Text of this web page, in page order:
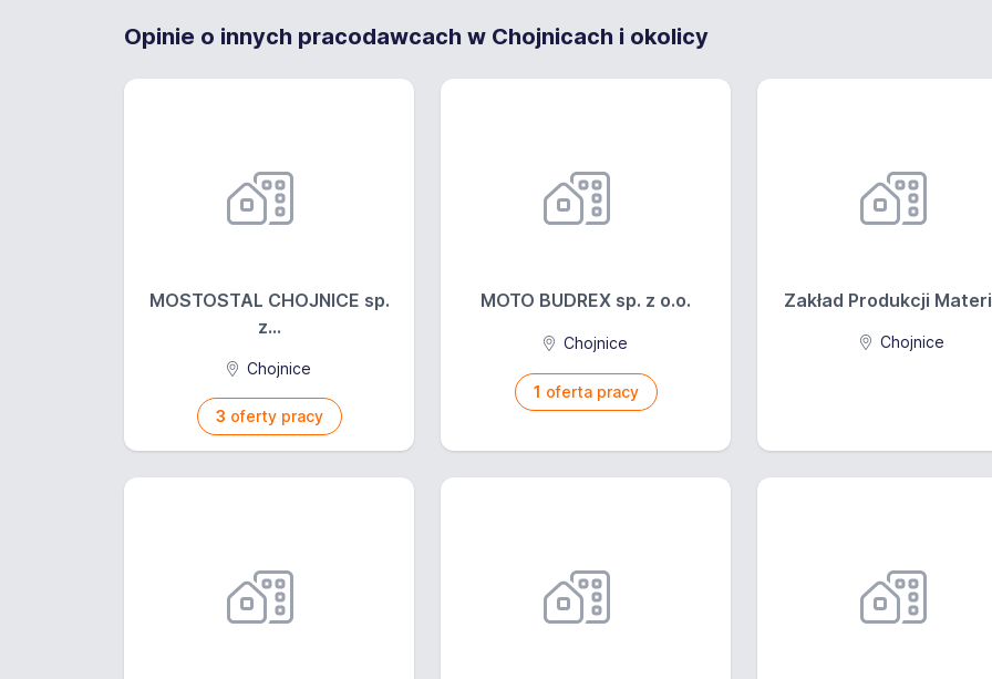
Opinie o innych pracodawcach w Chojnicach i okolicy
MOSTOSTAL CHOJNICE sp.
z...
Chojnice
3 oferty pracy
MOTO BUDREX sp. z o.o.
Chojnice
1 oferta pracy
Zakład Produkcji
Chojnice